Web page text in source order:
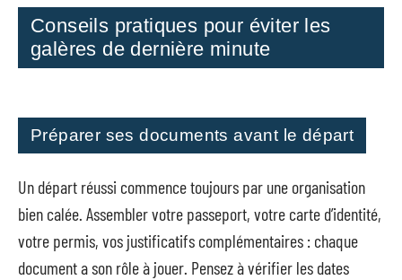
Conseils pratiques pour éviter les
galères de dernière minute
Préparer ses documents avant le départ
Un départ réussi commence toujours par une organisation
bien calée. Assembler votre passeport, votre carte d’identité,
votre permis, vos justificatifs complémentaires : chaque
document a son rôle à jouer. Pensez à vérifier les dates